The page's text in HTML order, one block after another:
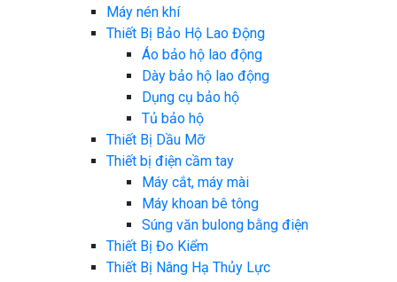
Máy nén khí
Thiết Bị Bảo Hộ Lao Động
Áo bảo hộ lao động
Dày bảo hộ lao động
Dụng cụ bảo hộ
Tủ bảo hộ
Thiết Bị Dầu Mỡ
Thiết bị điện cầm tay
Máy cắt, máy mài
Máy khoan bê tông
Súng văn bulong bằng điện
Thiết Bị Đo Kiểm
Thiết Bị Nâng Hạ Thủy Lực